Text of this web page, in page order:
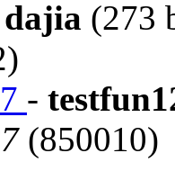
dajia (273
-
(850010)